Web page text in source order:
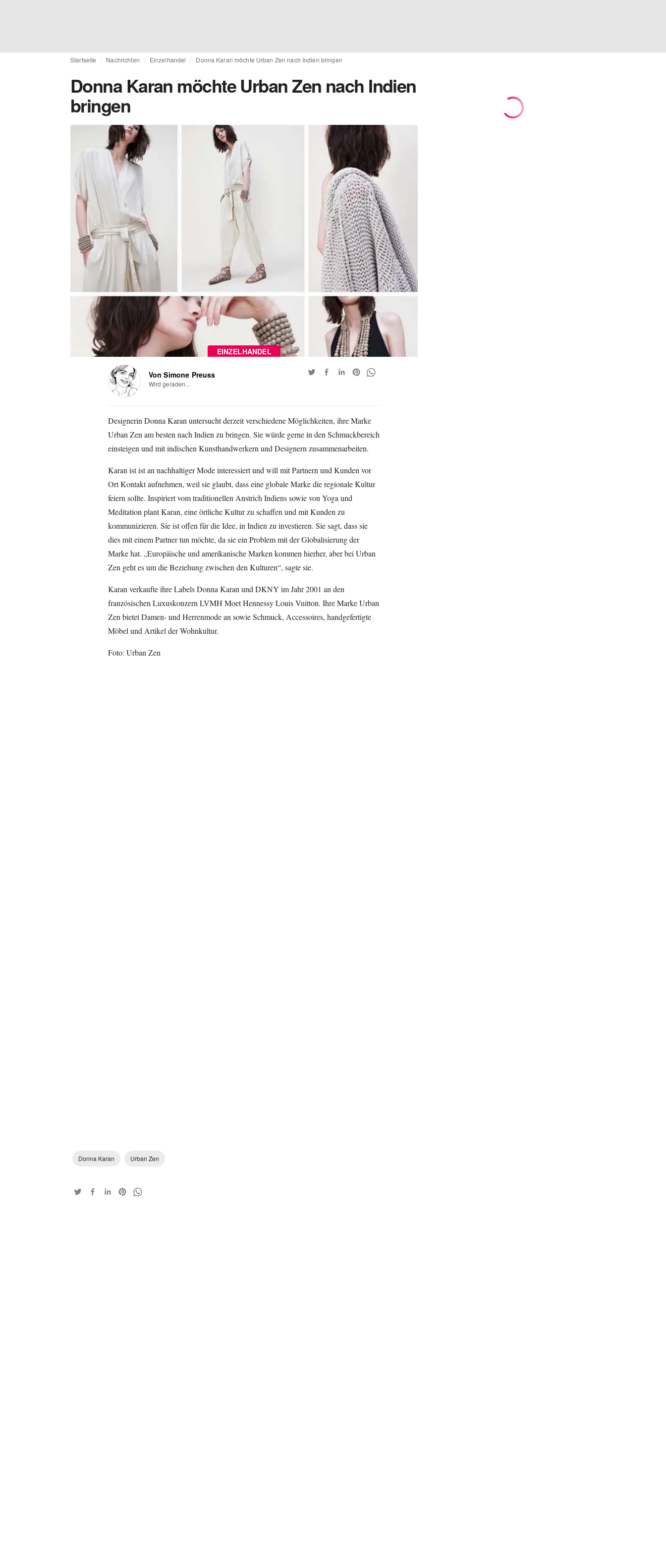
Startseite Nachrichten Einzelhandel Donna Karan möchte Urban Zen nach Indien bringen
Donna Karan möchte Urban Zen nach Indien
bringen
EINZELHANDEL
Von Simone Preuss
Wird geladen...
Designerin Donna Karan untersucht derzeit verschiedene Möglichkeiten, ihre Marke
Urban Zen am besten nach Indien zu bringen. Sie würde gerne in den Schmuckbereich
einsteigen und mit indischen Kunsthandwerkern und Designern zusammenarbeiten.
Karan ist ist an nachhaltiger Mode interessiert und will mit Partnern und Kunden vor
Ort Kontakt aufnehmen, weil sie glaubt, dass eine globale Marke die regionale Kultur
feiern sollte. Inspiriert vom traditionellen Anstrich Indiens sowie von Yoga und
Meditation plant Karan, eine örtliche Kultur zu schaffen und mit Kunden zu
kommunizieren. Sie ist offen für die Idee, in Indien zu investieren. Sie sagt, dass sie
dies mit einem Partner tun möchte, da sie ein Problem mit der Globalisierung der
Marke hat. „Europäische und amerikanische Marken kommen hierher, aber bei Urban
Zen geht es um die Beziehung zwischen den Kulturen“, sagte sie.
Karan verkaufte ihre Labels Donna Karan und DKNY im Jahr 2001 an den
französischen Luxuskonzern LVMH Moet Hennessy Louis Vuitton. Ihre Marke Urban
Zen bietet Damen- und Herrenmode an sowie Schmuck, Accessoires, handgefertigte
Möbel und Artikel der Wohnkultur.
Foto: Urban Zen
Donna Karan Urban Zen